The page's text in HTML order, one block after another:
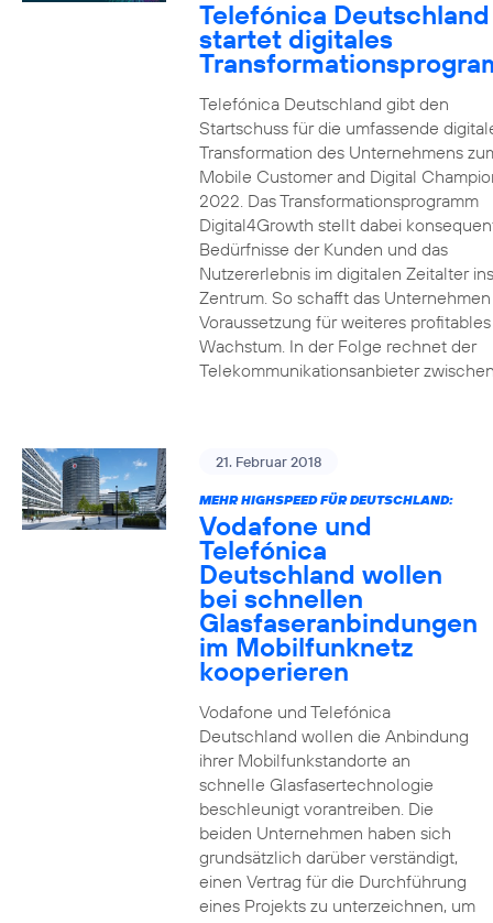
Telefónica Deutschland
startet digitales
Telefónica Deutschland gibt den
Startschuss für die umfassende
Transformation des Unternehmens
Mobile Customer and Digital
2022. Das Transformationsprogramm
Digital4Growth stellt dabei
Bedürfnisse der Kunden und das
Nutzererlebnis im digitalen Zeitalter ins
Zentrum. So schafft das
Voraussetzung für weiteres profitables
Wachstum. In der Folge rechnet der
Telekommunikationsanbieter
21. Februar 2018
MEHR HIGHSPEED FÜR DEUTSCHLAND:
Vodafone und
Telefónica
Deutschland wollen
bei schnellen
Glasfaseranbindungen
im Mobilfunknetz
kooperieren
Vodafone und Telefónica
Deutschland wollen die Anbindung
ihrer Mobilfunkstandorte an
schnelle Glasfasertechnologie
beschleunigt vorantreiben. Die
beiden Unternehmen haben sich
grundsätzlich darüber verständigt,
einen Vertrag für die Durchführung
eines Projekts zu unterzeichnen, um